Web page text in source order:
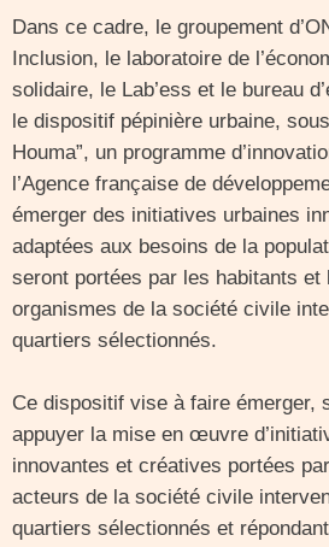
Dans ce cadre, le groupement
Inclusion, le laboratoire de
solidaire, le Lab’ess et le bureau
le dispositif pépinière urbaine,
Houma”, un programme
l’Agence française de
émerger des initiatives urbaines
adaptées aux besoins de la
seront portées par les habitants et
organismes de la société civile
quartiers sélectionnés.
Ce dispositif vise à faire émerger,
appuyer la mise en œuvre
innovantes et créatives portées
acteurs de la société civile
quartiers sélectionnés et